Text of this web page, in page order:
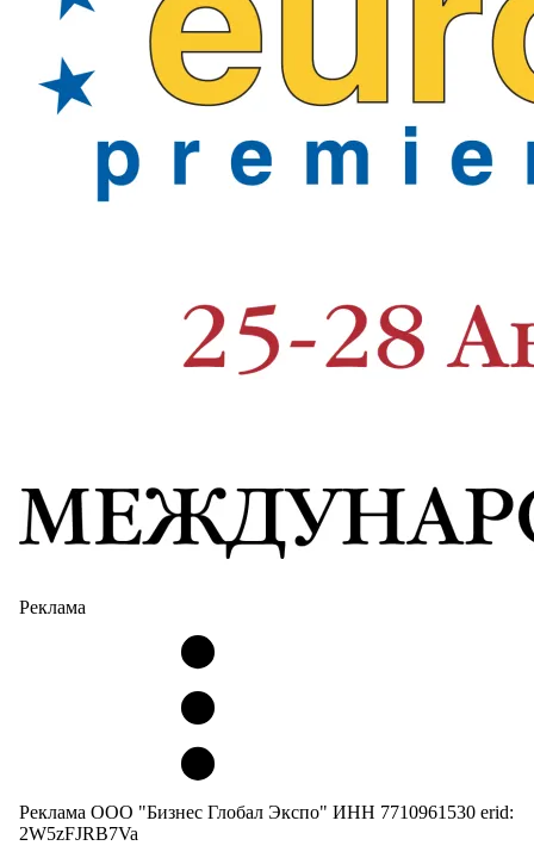
Реклама
Реклама ООО "Бизнес Глобал Экспо" ИНН 7710961530 erid:
2W5zFJRB7Va